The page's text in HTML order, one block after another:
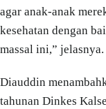
agar anak-anak
kesehatan dengan
massal ini,” jelasnya.
Diauddin
tahunan Dinkes